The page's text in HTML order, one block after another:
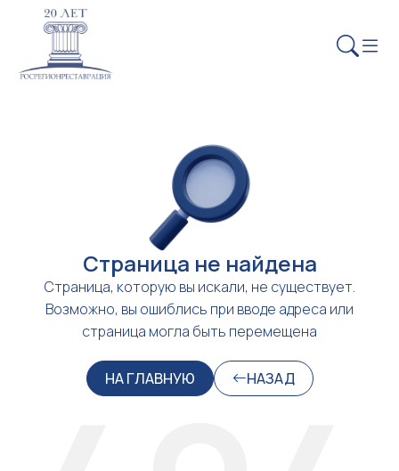
Страница не найдена
Страница, которую вы искали, не существует.
Возможно, вы ошиблись при вводе адреса или
страница могла быть перемещена
НА ГЛАВНУЮ НАЗАД